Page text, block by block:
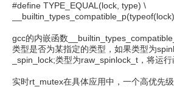
#define TYPE_EQUAL(lock, type) \
gcc的内嵌函数
类型是否为某指定的类型，如果类型为
_spin_lock;类型为raw_spinlock_t，将运
实时rt_mutex在具体应用中，一个高优先